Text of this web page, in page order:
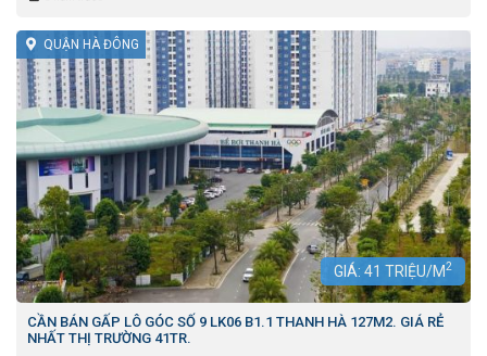
QUẬN HÀ ĐÔNG
GIÁ: 41 TRIỆU/M2
CẦN BÁN GẤP LÔ GÓC SỐ 9 LK06 B1.1 THANH HÀ 127M2. GIÁ RẺ
NHẤT THỊ TRƯỜNG 41TR.